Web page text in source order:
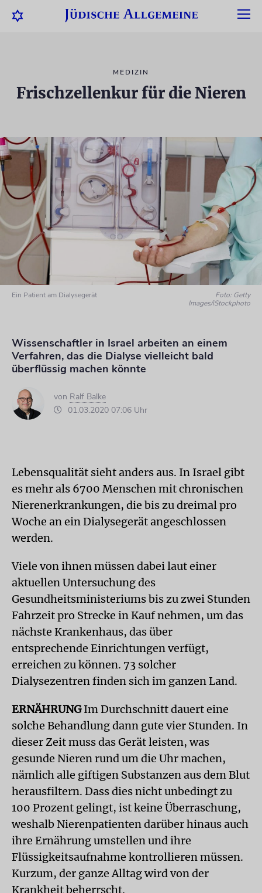
MEDIZIN
Frischzellenkur für die Nieren
Ein Patient am Dialysegerät
Foto: Getty
Images/iStockphoto
Wissenschaftler in Israel arbeiten an einem
Verfahren, das die Dialyse vielleicht bald
überflüssig machen könnte
von Ralf Balke
01.03.2020 07:06 Uhr
Lebensqualität sieht anders aus. In Israel gibt
es mehr als 6700 Menschen mit chronischen
Nierenerkrankungen, die bis zu dreimal pro
Woche an ein Dialysegerät angeschlossen
werden.
Viele von ihnen müssen dabei laut einer
aktuellen Untersuchung des
Gesundheitsministeriums bis zu zwei Stunden
Fahrzeit pro Strecke in Kauf nehmen, um das
nächste Krankenhaus, das über
entsprechende Einrichtungen verfügt,
erreichen zu können. 73 solcher
Dialysezentren finden sich im ganzen Land.
ERNÄHRUNGIm Durchschnitt dauert eine
solche Behandlung dann gute vier Stunden. In
dieser Zeit muss das Gerät leisten, was
gesunde Nieren rund um die Uhr machen,
nämlich alle giftigen Substanzen aus dem Blut
herausfiltern. Dass dies nicht unbedingt zu
100 Prozent gelingt, ist keine Überraschung,
weshalb Nierenpatienten darüber hinaus auch
ihre Ernährung umstellen und ihre
Flüssigkeitsaufnahme kontrollieren müssen.
Kurzum, der ganze Alltag wird von der
Krankheit beherrscht.